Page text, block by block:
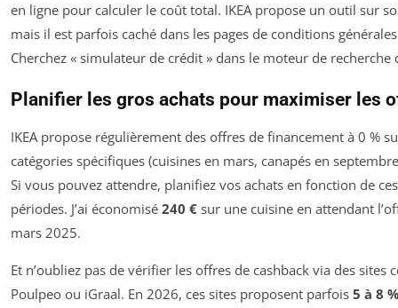
en ligne pour calculer le coût total. IKEA propose un outil sur
mais il est parfois caché dans les pages de conditions
Cherchez « simulateur de crédit » dans le moteur de recherche
Planifier les gros achats pour maximiser les
IKEA propose régulièrement des offres de financement à 0 %
catégories spécifiques (cuisines en mars, canapés en
Si vous pouvez attendre, planifiez vos achats en fonction de ces
périodes. J’ai économisé 240 € sur une cuisine en attendant
mars 2025.
Et n’oubliez pas de vérifier les offres de cashback via des sites
Poulpeo ou iGraal. En 2026, ces sites proposent parfois 5 à 8